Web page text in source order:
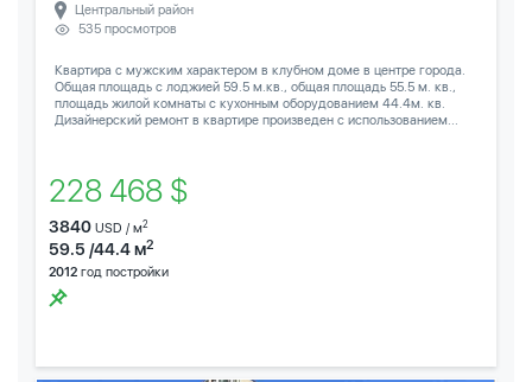
Центральный район
535 просмотров
Квартира с мужским характером в клубном доме в центре города.
Общая площадь с лоджией 59.5 м.кв., общая площадь 55.5 м. кв.,
площадь жилой комнаты с кухонным оборудованием 44.4м. кв.
Дизайнерский ремонт в квартире произведен с использованием...
228 468 $
3840 USD / м2
59.5 /44.4 м2
2012 год постройки